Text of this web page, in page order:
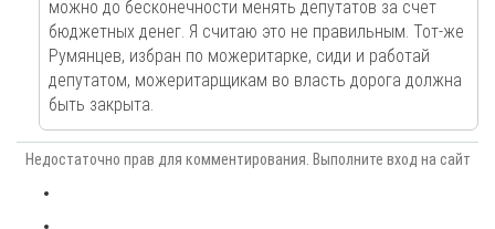
можно до бесконечности менять депутатов за счет
бюджетных денег. Я считаю это не правильным. Тот-же
Румянцев, избран по можеритарке, сиди и работай
депутатом, можеритарщикам во власть дорога должна
быть закрыта.
Недостаточно прав для комментирования. Выполните вход на сайт